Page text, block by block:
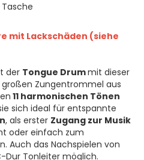
mit Lackschäden (siehe
der Tongue Drummit dieser
Zungentrommel aus
11 harmonischen Tönen
sich ideal für entspannte
, als erster Zugang zur Musik
oder einfach zum
Auch das Nachspielen von
Dur Tonleiter möglich.